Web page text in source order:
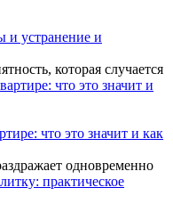
и устранение и
которая случается
что это значит и как
одновременно